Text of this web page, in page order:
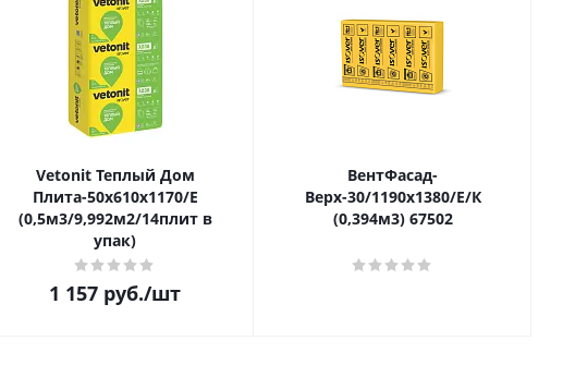
Vetonit Теплый Дом
Плита-50x610х1170/Е
(0,5м3/9,992м2/14плит в
упак)
1 157 руб./шт
ВентФасад-
Верх-30/1190х1380/Е/К
(0,394м3) 67502